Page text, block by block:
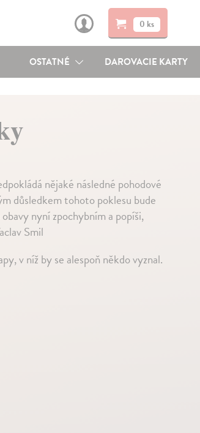
0 ks
OSTATNÉ DAROVACIE KARTY
nějaké následné pohodové
důsledkem tohoto poklesu bude
nyní zpochybním a popíši,
Smil
v níž by se alespoň někdo vyznal.